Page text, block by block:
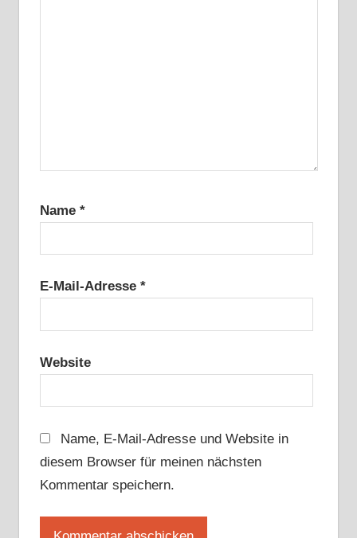
Name *
E-Mail-Adresse *
Website
Name, E-Mail-Adresse und Website in
diesem Browser für meinen nächsten
Kommentar speichern.